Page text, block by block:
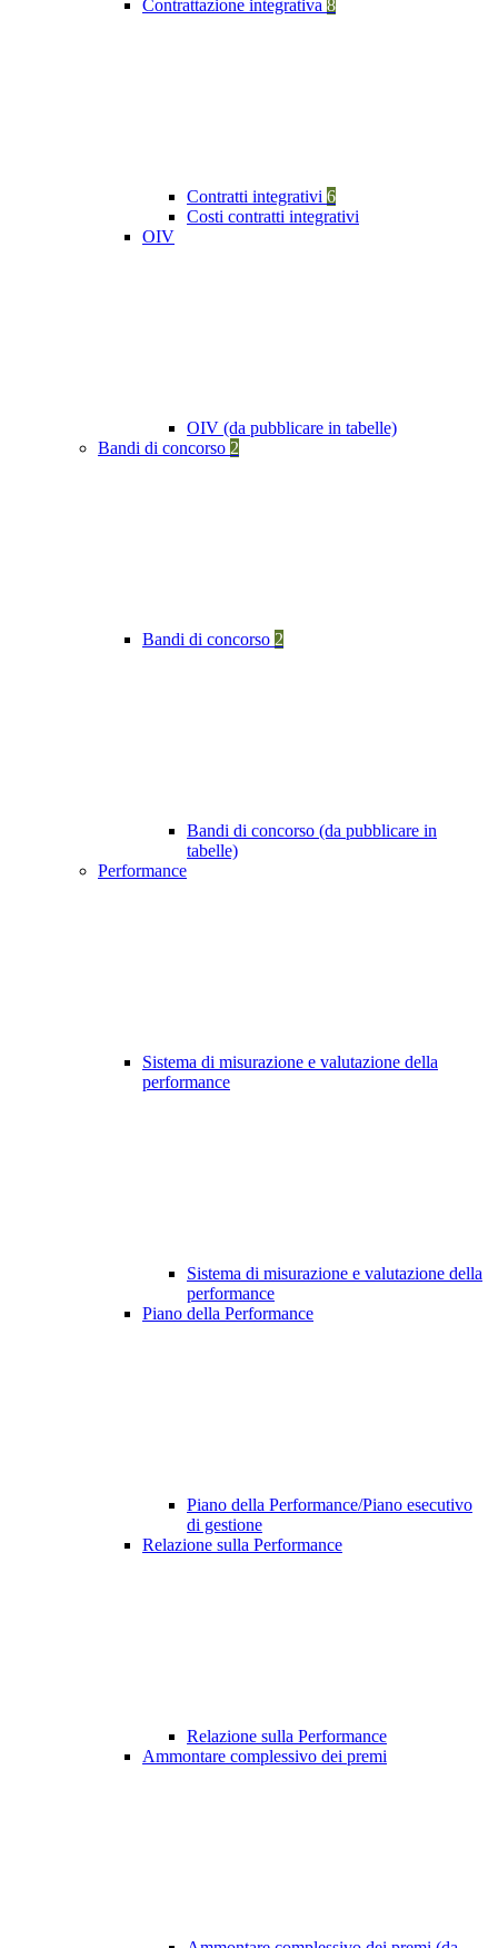
Contrattazione integrativa 8
Contratti integrativi 6
Costi contratti integrativi
OIV
OIV (da pubblicare in tabelle)
Bandi di concorso 2
Bandi di concorso 2
Bandi di concorso (da pubblicare in
tabelle)
Performance
Sistema di misurazione e valutazione della
performance
Sistema di misurazione e valutazione della
performance
Piano della Performance
Piano della Performance/Piano esecutivo
di gestione
Relazione sulla Performance
Relazione sulla Performance
Ammontare complessivo dei premi